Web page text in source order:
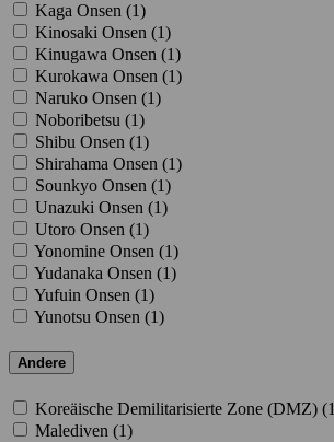
Kaga Onsen (1)
Kinosaki Onsen (1)
Kinugawa Onsen (1)
Kurokawa Onsen (1)
Naruko Onsen (1)
Noboribetsu (1)
Shibu Onsen (1)
Shirahama Onsen (1)
Sounkyo Onsen (1)
Unazuki Onsen (1)
Utoro Onsen (1)
Yonomine Onsen (1)
Yudanaka Onsen (1)
Yufuin Onsen (1)
Yunotsu Onsen (1)
Andere
Koreäische Demilitarisierte Zone (DMZ) (1
Malediven (1)